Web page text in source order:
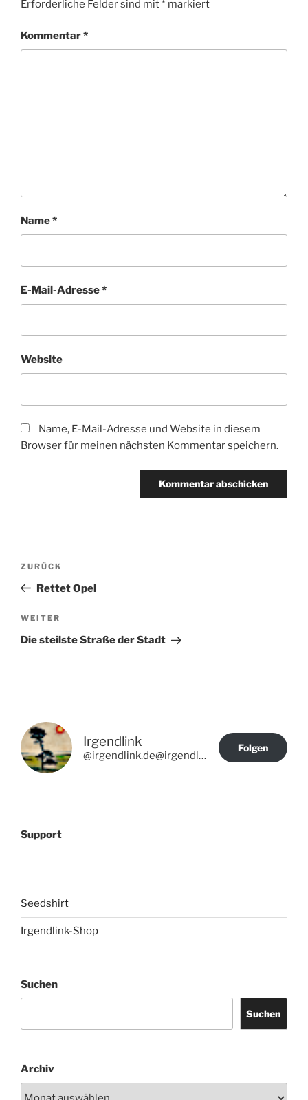
Erforderliche Felder sind mit* markiert
Kommentar*
Name*
E-Mail-Adresse*
Website
Name, E-Mail-Adresse und Website in diesem
Browser für meinen nächsten Kommentar speichern.
Beitragsnavigation
Vorheriger
Beitrag
ZURÜCK
Rettet Opel
Nächster
Beitrag
WEITER
Die steilste Straße der Stadt
Irgendlink
@irgendlink.de@irgendlink.de
Folgen
Support
Seedshirt
Irgendlink-Shop
Suchen
Suchen
Archiv